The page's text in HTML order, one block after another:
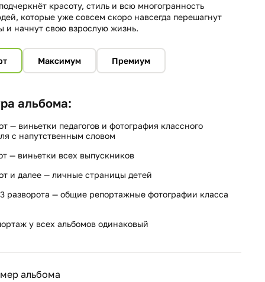
красоту, стиль и всю многогранность
которые уже совсем скоро навсегда перешагнут
и начнут свою взрослую жизнь.
Максимум Премиум
альбома:
— виньетки педагогов и фотография классного
с напутственным словом
— виньетки всех выпускников
и далее — личные страницы детей
разворота — общие репортажные фотографии класса
у всех альбомов одинаковый
альбома